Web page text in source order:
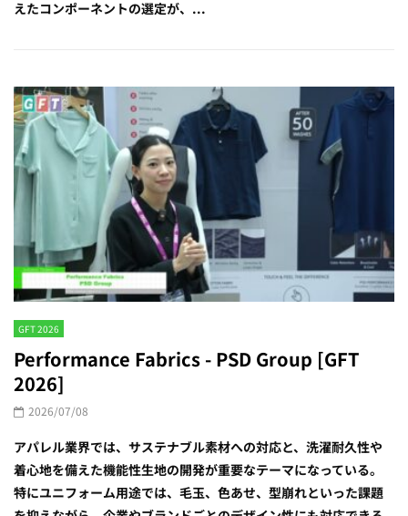
えたコンポーネントの選定が、...
GFT 2026
Performance Fabrics - PSD Group [GFT
2026]
2026/07/08
アパレル業界では、サステナブル素材への対応と、洗濯耐久性や
着心地を備えた機能性生地の開発が重要なテーマになっている。
特にユニフォーム用途では、毛玉、色あせ、型崩れといった課題